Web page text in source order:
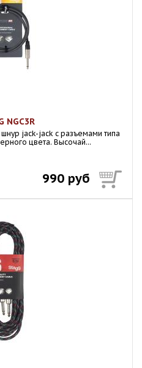
NGC3R
jack-jack с разъемами типа
цвета. Высочай...
990 руб